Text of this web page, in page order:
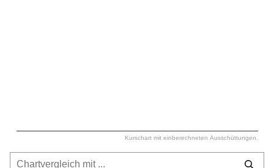
Kurschart mit einberechneten Ausschüttungen.